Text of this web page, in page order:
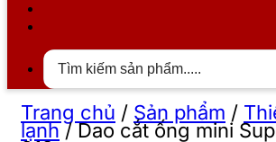
Trang chủ / Sản phẩm /
lạnh/Dao cắt ống mini